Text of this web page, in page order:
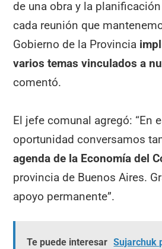
de una obra y la
cada reunión que
Gobierno de la Provincia
varios temas vinculados a
comentó.
El jefe comunal agregó: “En
oportunidad conversamos
agenda de la Economía del
provincia de Buenos Aires.
apoyo permanente”.
Te puede interesar Sujarchuk